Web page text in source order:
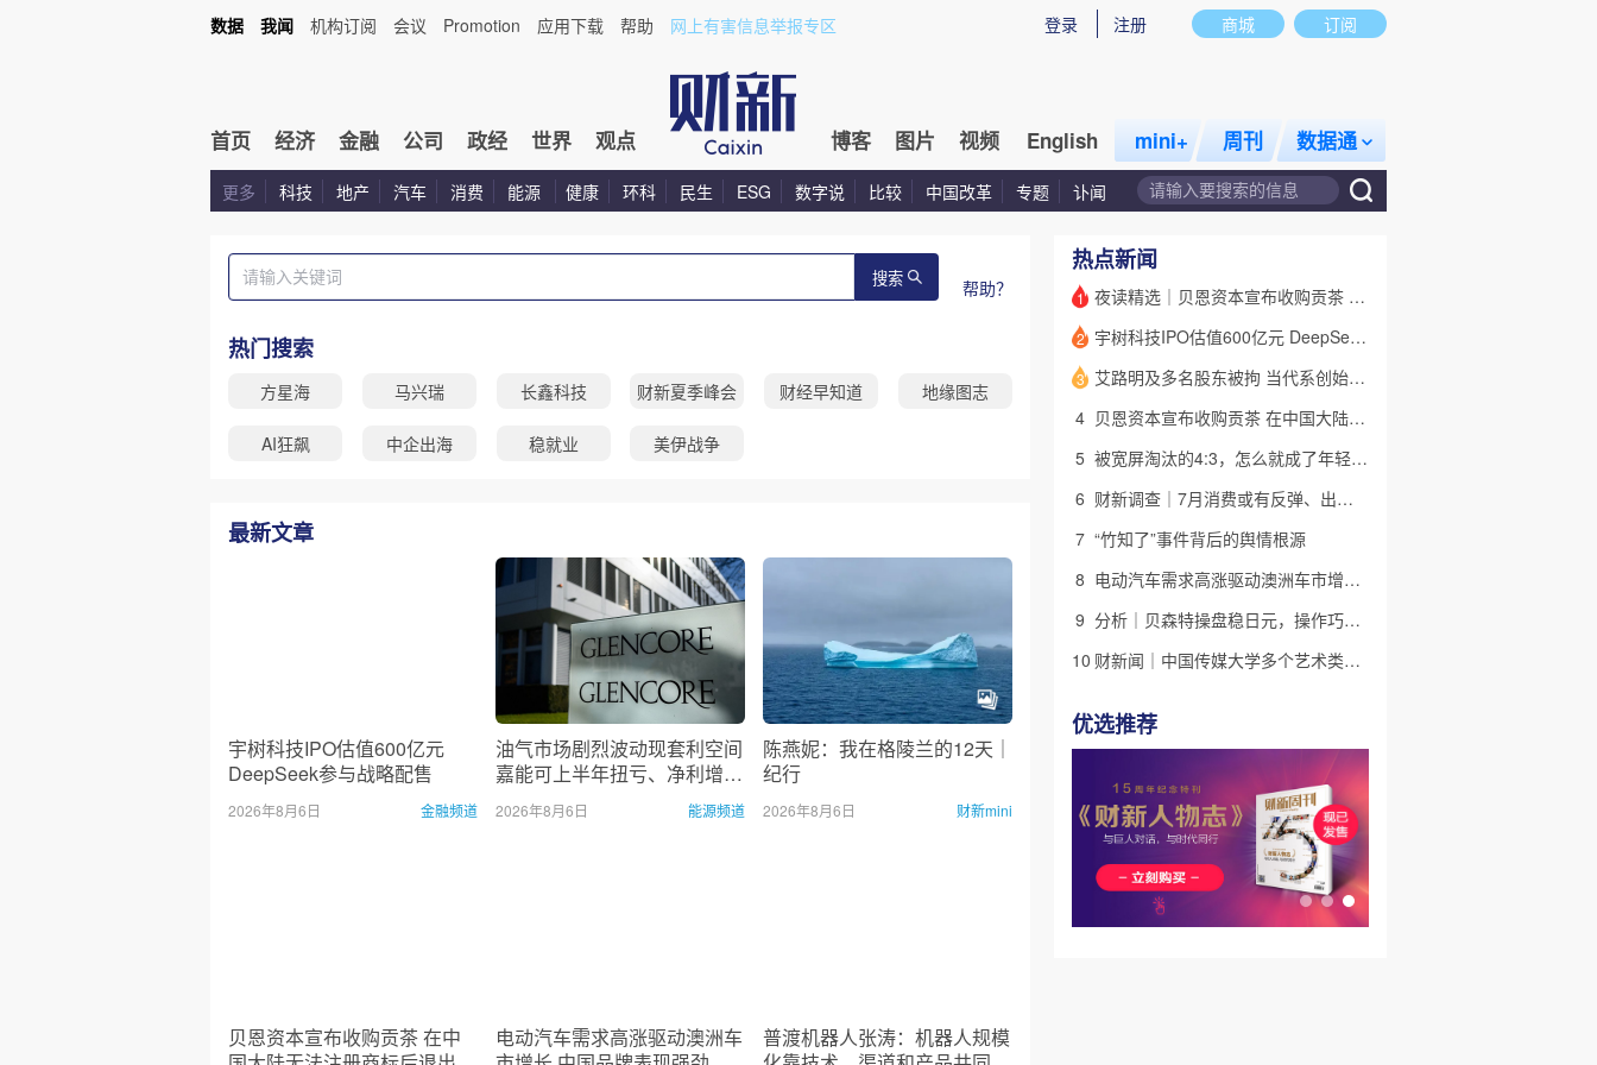
商城 订阅
登录 注册
数据 我闻 机构订阅 会议 Promotion 应用下载 帮助 网上有害信息举报专区
首页 经济 金融 公司 政经 世界 观点 博客 图片 视频 English mini+ 周刊 数据通
更多 科技 地产 汽车 消费 能源 健康 环科 民生 ESG 数字说 比较 中国改革 专题 讣闻
搜索 帮助？
热门搜索
方星海 马兴瑞 长鑫科技 财新夏季峰会 财经早知道 地缘图志
AI狂飙 中企出海 稳就业 美伊战争
最新文章
宇树科技IPO估值600亿元
DeepSeek参与战略配售
2026年8月6日 金融频道
油气市场剧烈波动现套利空间
嘉能可上半年扭亏、净利增超
50亿美元
2026年8月6日 能源频道
陈燕妮：我在格陵兰的12天｜
纪行
2026年8月6日 财新mini
贝恩资本宣布收购贡茶 在中
电动汽车需求高涨驱动澳洲车
普渡机器人张涛：机器人规模
热点新闻
1 夜读精选｜贝恩资本宣布收购贡茶 在中国大陆无法注册商标后退出市场
2 宇树科技IPO估值600亿元 DeepSeek参与战略配售
3
艾路明及多名股东被拘 当代系创始人因何此时被清算
4
贝恩资本宣布收购贡茶 在中国大陆无法注册商标后退出市场
5
被宽屏淘汰的4:3，怎么就成了年轻人的“梦核”？｜热点
6
财新调查｜7月消费或有反弹、出口维持强劲 受哪些因素带动？
7 “竹知了”事件背后的舆情根源
8
电动汽车需求高涨驱动澳洲车市增长 中国品牌表现强劲｜出海·汽车
9
分析｜贝森特操盘稳日元，操作巧思能否撬动美日货币基本面
10
财新闻｜中国传媒大学多个艺术类专业取消艺考，将依据考生高考文化课成绩由高到低依次录取
优选推荐